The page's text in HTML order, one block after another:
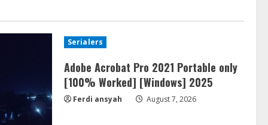
Serialers
Adobe Acrobat Pro 2021 Portable only
[100% Worked] [Windows] 2025
Ferdi ansyah August 7, 2026